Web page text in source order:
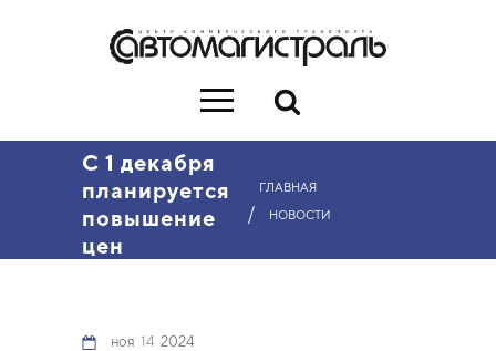
С 1 декабря
планируется
повышение
цен
ГЛАВНАЯ
/ НОВОСТИ
ноя 14 2024